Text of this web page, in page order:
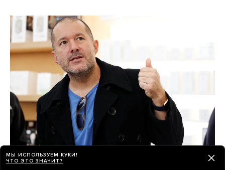
Секретное ИИ-устройство OpenAI — это
МЫ ИСПОЛЬЗУЕМ КУКИ!
ЧТО ЭТО ЗНАЧИТ?